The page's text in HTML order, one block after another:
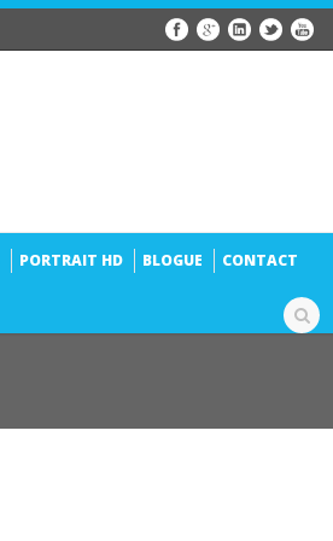
PORTRAIT HD BLOGUE CONTACT